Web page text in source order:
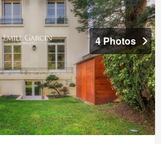
4 Photos